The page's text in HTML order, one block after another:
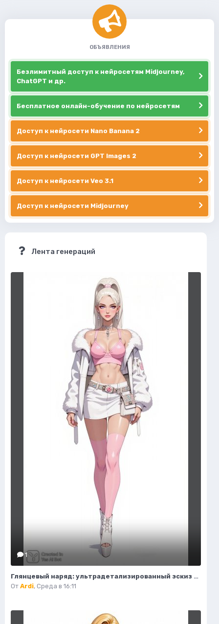
ОБЪЯВЛЕНИЯ
Безлимитный доступ к нейросетям Midjourney,
ChatGPT и др.
Бесплатное онлайн-обучение по нейросетям
Доступ к нейросети Nano Banana 2
Доступ к нейросети GPT Images 2
Доступ к нейросети Veo 3.1
Доступ к нейросети Midjourney
Лента генераций
1
Глянцевый наряд: ультрадетализированный эскиз моды и гламура в стиле пастель. Картинка из нейронной сети Flux Ai
От Ardi, Среда в 16:11